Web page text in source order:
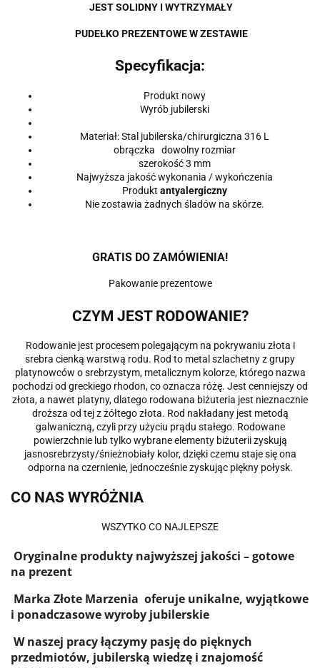
JEST SOLIDNY I WYTRZYMAŁY
PUDEŁKO PREZENTOWE W ZESTAWIE
Specyfikacja:
Produkt nowy
Wyrób jubilerski
Materiał: Stal jubilerska/chirurgiczna 316 L
obrączka dowolny rozmiar
szerokość 3 mm
Najwyższa jakość wykonania / wykończenia
Produkt antyalergiczny
Nie zostawia żadnych śladów na skórze.
GRATIS DO ZAMÓWIENIA!
Pakowanie prezentowe
CZYM JEST RODOWANIE?
Rodowanie jest procesem polegającym na pokrywaniu złota i
srebra cienką warstwą rodu. Rod to metal szlachetny z grupy
platynowców o srebrzystym, metalicznym kolorze, którego nazwa
pochodzi od greckiego rhodon, co oznacza różę. Jest cenniejszy od
złota, a nawet platyny, dlatego rodowana biżuteria jest nieznacznie
droższa od tej z żółtego złota. Rod nakładany jest metodą
galwaniczną, czyli przy użyciu prądu stałego. Rodowane
powierzchnie lub tylko wybrane elementy biżuterii zyskują
jasnosrebrzysty/śnieżnobiały kolor, dzięki czemu staje się ona
odporna na czernienie, jednocześnie zyskując piękny połysk.
CO NAS WYRÓŻNIA
WSZYTKO CO NAJLEPSZE
Oryginalne produkty najwyższej jakości – gotowe
na prezent
Marka Złote Marzenia oferuje unikalne, wyjątkowe
i ponadczasowe wyroby jubilerskie
W naszej pracy łączymy pasję do pięknych
przedmiotów, jubilerską wiedzę i znajomość